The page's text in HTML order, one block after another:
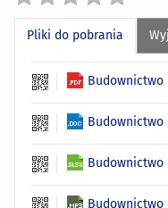
Pliki do pobrania
Budownictwo
Budownictwo
Budownictwo
Budownictwo